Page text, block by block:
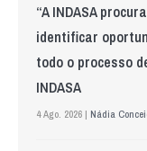
“A INDASA
identificar
todo o processo
INDASA
4 Ago. 2026 | Nádia